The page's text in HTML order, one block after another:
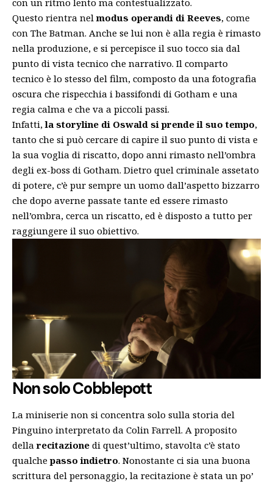
con un ritmo lento ma contestualizzato.
Questo rientra nelmodus operandi di Reeves, come
con The Batman. Anche se lui non è alla regia è rimasto
nella produzione, e si percepisce il suo tocco sia dal
punto di vista tecnico che narrativo. Il comparto
tecnico è lo stesso del film, composto da una fotografia
oscura che rispecchia i bassifondi di Gotham e una
regia calma e che va a piccoli passi.
Infatti, la storyline di Oswald si prende il suo tempo,
tanto che si può cercare di capire il suo punto di vista e
la sua voglia di riscatto, dopo anni rimasto nell’ombra
degli ex-boss di Gotham. Dietro quel criminale assetato
di potere, c’è pur sempre un uomo dall’aspetto bizzarro
che dopo averne passate tante ed essere rimasto
nell’ombra, cerca un riscatto, ed è disposto a tutto per
raggiungere il suo obiettivo.
Non solo Cobblepott
La miniserie non si concentra solo sulla storia del
Pinguino interpretato da Colin Farrell. A proposito
dellarecitazione di quest’ultimo, stavolta c’è stato
qualchepasso indietro. Nonostante ci sia una buona
scrittura del personaggio, la recitazione è stata un po’